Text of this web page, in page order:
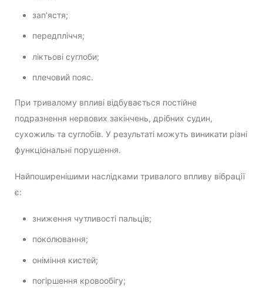
зап'ястя;
передпліччя;
ліктьові суглоби;
плечовий пояс.
При тривалому впливі відбувається постійне
подразнення нервових закінчень, дрібних судин,
сухожиль та суглобів. У результаті можуть виникати різні
функціональні порушення.
Найпоширенішими наслідками тривалого впливу вібрації
є:
зниження чутливості пальців;
поколювання;
оніміння кистей;
погіршення кровообігу;